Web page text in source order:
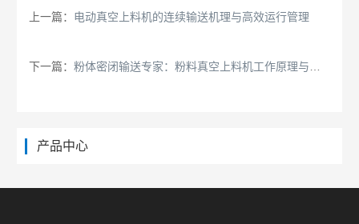
上一篇： 电动真空上料机的连续输送机理与高效运行管理
下一篇：粉体密闭输送专家：粉料真空上料机工作原理与优势
产品中心